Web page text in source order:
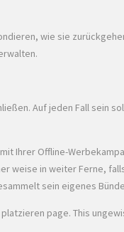
wie sie
Auf jeden Fall sein
Ihrer Offline-
weise in weiter Ferne,
sein eigenes
page. This